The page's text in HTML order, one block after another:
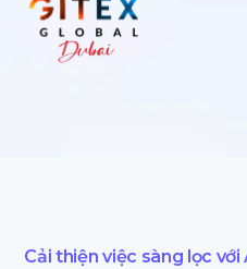
Cải thiện việc sàng lọc